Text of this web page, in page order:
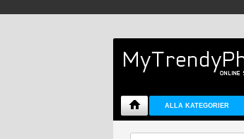
ALLA KATEGORIER